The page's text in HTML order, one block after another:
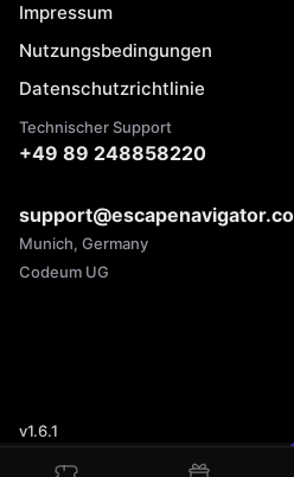
Impressum
Nutzungsbedingungen
Datenschutzrichtlinie
Technischer Support
+49 89 248858220
Munich, Germany
Codeum UG
v1.6.1